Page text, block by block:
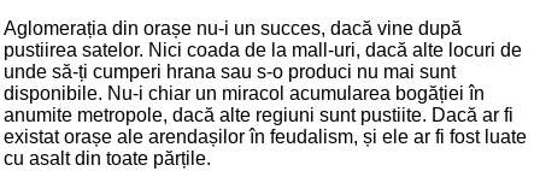
Aglomerația din orașe nu-i un succes, dacă vine după
pustiirea satelor. Nici coada de la mall-uri, dacă alte locuri de
unde să-ți cumperi hrana sau s-o produci nu mai sunt
disponibile. Nu-i chiar un miracol acumularea bogăției în
anumite metropole, dacă alte regiuni sunt pustiite. Dacă ar fi
existat orașe ale arendașilor în feudalism, și ele ar fi fost luate
cu asalt din toate părțile.